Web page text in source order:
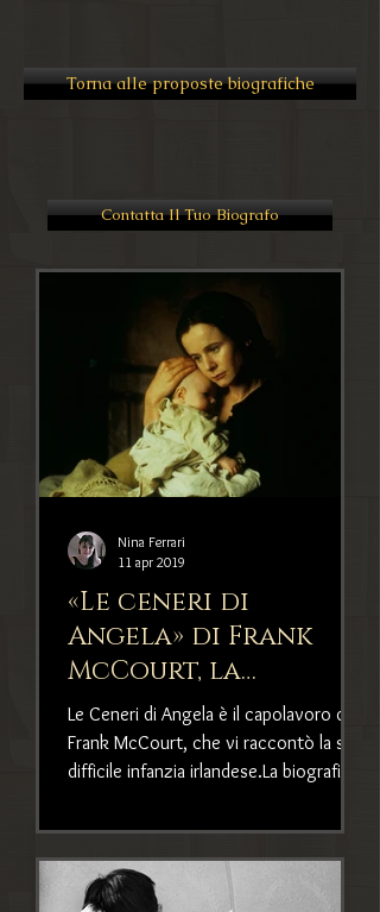
Torna alle proposte biografiche
Contatta Il Tuo Biografo
«Le ceneri di
Angela» di Frank
McCourt, la
biografia di
un'infanzia
irlandese
Le Ceneri di Angela è il capolavoro di
Frank McCourt, che vi raccontò la sua
difficile infanzia irlandese.La biografia
Nina Ferrari
11 apr 2019